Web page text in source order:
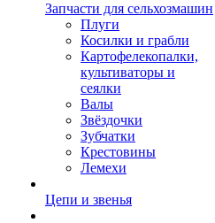
Запчасти для сельхозмашин
Плуги
Косилки и грабли
Картофелекопалки,
культиваторы и
сеялки
Валы
Звёздочки
Зубчатки
Крестовины
Лемехи
Цепи и звенья